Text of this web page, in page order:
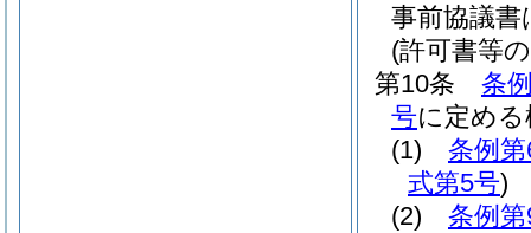
事前協議
(許可書等
第10条
条
号に定め
(1)
条例
式第5号)
(2)
条例